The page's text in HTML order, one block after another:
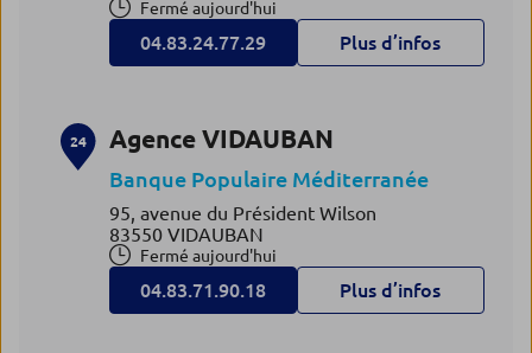
Fermé aujourd'hui
04.83.24.77.29 Plus d’infos
24 Agence VIDAUBAN
Banque Populaire Méditerranée
95, avenue du Président Wilson
83550 VIDAUBAN
Fermé aujourd'hui
04.83.71.90.18 Plus d’infos